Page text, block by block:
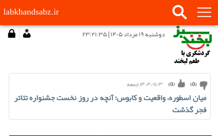
labkhandsabz.ir
دوشنبه ۱۹ مرداد ۱۴۰۵ | ۲۳:۲۱:۳۵
۱۴۰۴/۱۱/۳ جمعه (
0
) (
0
)
میان اسطوره، واقعیت و کابوس؛ آنچه در روز نخست جشنواره تئاتر
فجر گذشت